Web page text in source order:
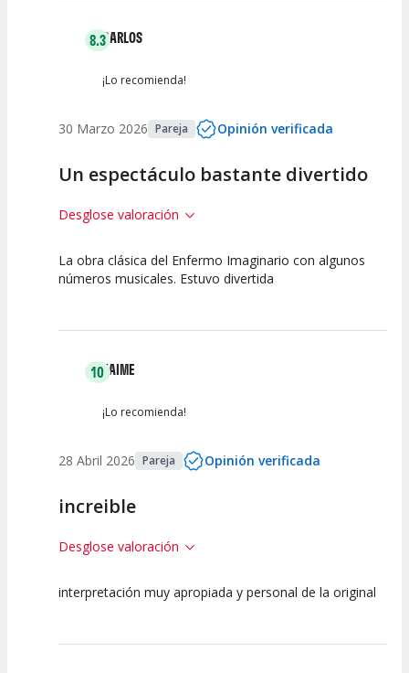
8.3CARLOS
¡Lo recomienda!
30 Marzo 2026 Pareja Opinión verificada
Un espectáculo bastante divertido
Desglose valoración
7.5 7.5 10
La obra clásica del Enfermo Imaginario con algunos
números musicales. Estuvo divertida
10JAIME
¡Lo recomienda!
28 Abril 2026 Pareja Opinión verificada
increible
Desglose valoración
10
Espectáculo
10
Escena
10
artística
interpretación muy apropiada y personal de la original